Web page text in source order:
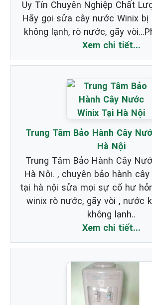
Uy Tín Chuyên Nghiệp Chất
Hãy gọi sửa cây nước Winix bị
không lạnh, rò nước, gãy
Xem chi tiết...
Trung Tâm Bảo Hành Cây
Hà Nội
Trung Tâm Bảo Hành Cây
Hà Nội. , chuyên bảo hành
tại hà nội sửa mọi sự cố hư
winix rò nước, gãy vòi , nước
không lạnh..
Xem chi tiết...